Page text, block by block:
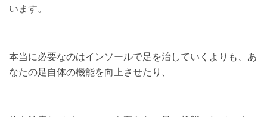
います。
本当に必要なのはインソールで足を治していくよりも、あ
なたの足自体の機能を向上させたり、